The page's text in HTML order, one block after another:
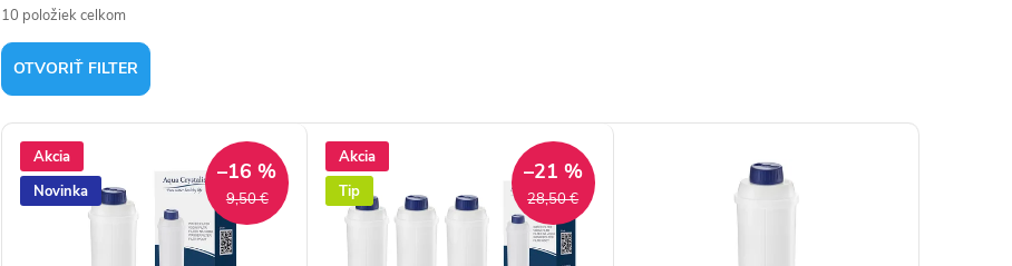
d
e
n
10 položiek celkom
OTVORIŤ FILTER
V Akcia
Novinka
9,50 €
–16 %
Akcia
Tip
28,50 €
–21 %